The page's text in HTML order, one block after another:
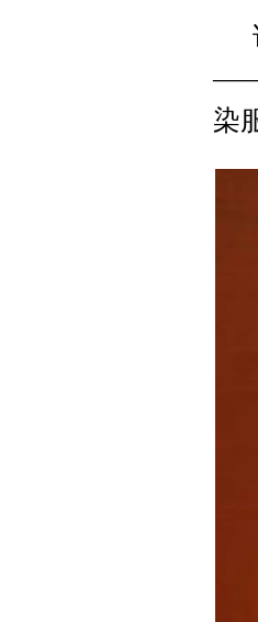
——
染